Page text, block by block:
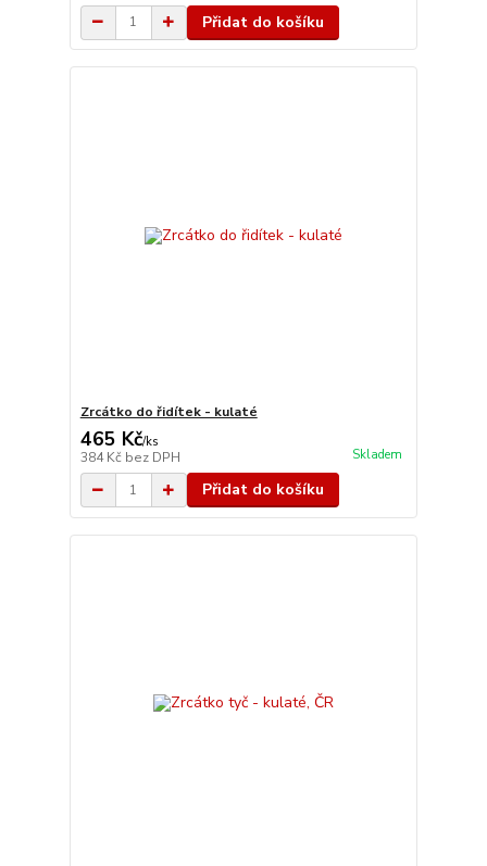
Přidat do košíku
Zrcátko do řidítek - kulaté
465 Kč/ks
384 Kč bez DPH Skladem
Přidat do košíku